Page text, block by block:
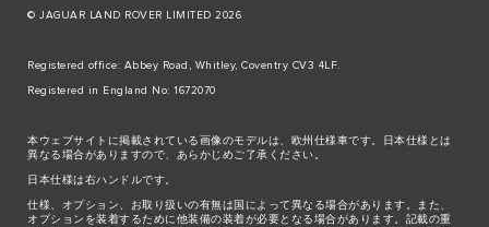
© JAGUAR LAND ROVER LIMITED 2026
Registered office: Abbey Road, Whitley, Coventry CV3 4LF.
Registered in England No: 1672070
本ウェブサイトに掲載されている画像のモデルは、欧州仕様車です。日本仕様とは
異なる場合がありますので、あらかじめご了承ください。
日本仕様は右ハンドルです。
仕様、オプション、お取り扱いの有無は国によって異なる場合があります。また、
オプションを装着するために他装備の装着が必要となる場合があります。記載の重